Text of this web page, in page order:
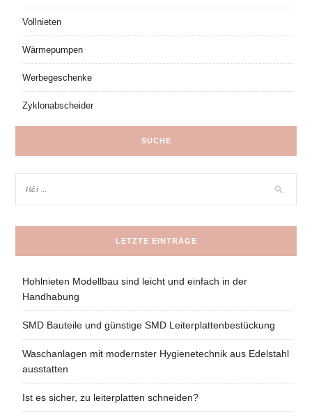
Vollnieten
Wärmepumpen
Werbegeschenke
Zyklonabscheider
SUCHE
LETZTE EINTRÄGE
Hohlnieten Modellbau sind leicht und einfach in der
Handhabung
SMD Bauteile und günstige SMD Leiterplattenbestückung
Waschanlagen mit modernster Hygienetechnik aus Edelstahl
ausstatten
Ist es sicher, zu leiterplatten schneiden?